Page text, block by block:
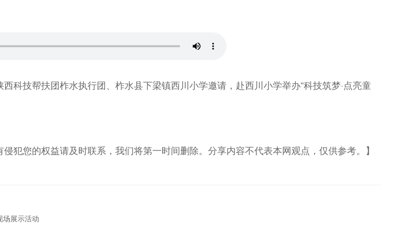
科技帮扶团柞水执行团、柞水县下梁镇西川小学邀请，赴西川小学举办“科技筑梦·点亮童
犯您的权益请及时联系，我们将第一时间删除。分享内容不代表本网观点，仅供参考。】
展示活动